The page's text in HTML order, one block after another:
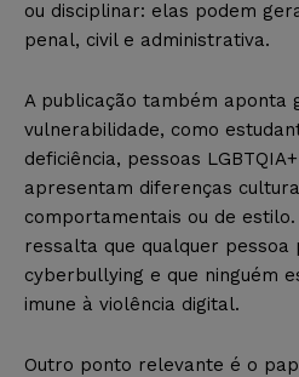
ou disciplinar: elas podem
penal, civil e administrativa.
A publicação também aponta
vulnerabilidade, como
deficiência, pessoas
apresentam diferenças
comportamentais ou de
ressalta que qualquer pessoa
cyberbullying e que ninguém
imune à violência digital.
Outro ponto relevante é o